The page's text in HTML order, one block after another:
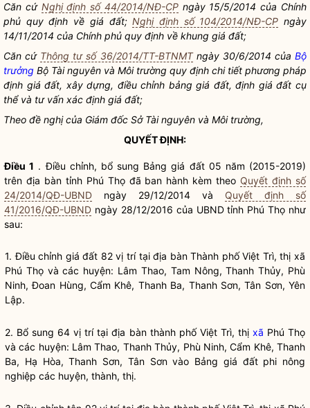
Căn cứ Nghị định số 44/2014/NĐ-CPngày 15/5/2014 của Chính
phủ quy định về giá đất;Nghị định số 104/2014/NĐ-CP ngày
14/11/2014 của Chính phủ quy định về khung giá đất;
Căn cứ Thông tư số 36/2014/TT-BTNMTngày 30/6/2014 củaBộ
trưởng Bộ Tài nguyên và Môi trường quy định chi tiết phương pháp
định giá đất, xây dựng, điều chỉnh bảnggiá đất, định giá đất cụ
thể và tư vấn xác định giá đất;
Theo đề nghị của Giám đốc Sở Tài nguyên và Môi trường,
QUYẾT ĐỊNH:
Điều 1 . Điều chỉnh, bổ sung Bảnggiá đất05 năm (2015-2019)
trên địa bàntỉnh Phú Thọ đã ban hành kèm theo Quyết định số
24/2014/QĐ-UBND ngày 29/12/2014 và Quyết định số
41/2016/QĐ-UBND ngày 28/12/2016 của UBND tỉnh Phú Thọ như
sau:
1. Điều chỉnh giá đất 82 vị trí tạiđịa bànThành phố Việt Trì, thị xã
Phú Thọ và các huyện: Lâm Thao, Tam Nông, Thanh Thủy, Phù
Ninh, Đoan Hùng, Cẩm Khê, Thanh Ba, Thanh Sơn, Tân Sơn, Yên
Lập.
2. Bổ sung 64 vị trí tạiđịa bànthành phố Việt Trì, thị xã Phú Thọ
và các huyện: Lâm Thao, Thanh Thủy, Phù Ninh, Cẩm Khê, Thanh
Ba, Hạ Hòa, Thanh Sơn, Tân Sơn vào Bảng giá đấtphi nông
nghiệp các huyện, thành, thị.